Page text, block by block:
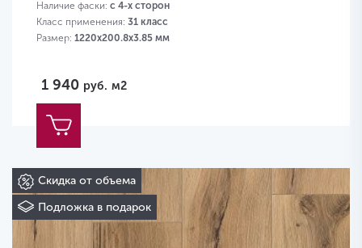
Наличие фаски: с 4-х сторон
Класс применения: 31 класс
Размер: 1220х200.8х3.85 мм
1 940 руб. м2
Скидка от объема
Подложка в подарок